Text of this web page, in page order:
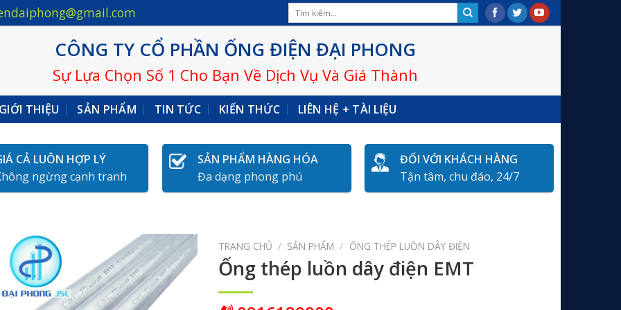
CÔNG TY CỔ PHẦN ỐNG ĐIỆN ĐẠI PHONG
Sự Lựa Chọn Số 1 Cho Bạn Về Dịch Vụ Và Giá Thành
GIỚI THIỆU SẢN PHẨM TIN TỨC KIẾN THỨC LIÊN HỆ + TÀI LIỆU
CẢ LUÔN HỢP LÝ
ngừng cạnh tranh
SẢN PHẨM HÀNG HÓA
Đa dạng phong phú
ĐỐI VỚI KHÁCH HÀNG
Tận tâm, chu đáo, 24/7
TRANG CHỦ / SẢN PHẨM / ỐNG THÉP LUỒN DÂY ĐIỆN
Ống thép luồn dây điện EMT